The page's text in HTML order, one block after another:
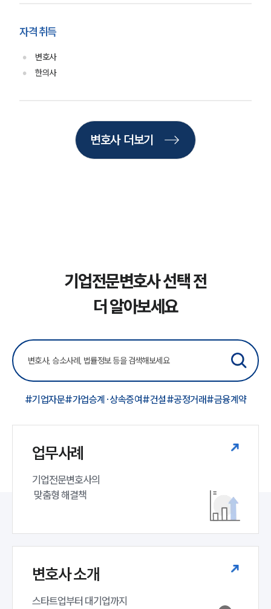
글로벌 파트너 로펌
고객의 소리
통합검색
AI대륜
고객후기
NEWS
언론보도
공지사항
법률 블로그
법률서식
뉴스레터/브로슈어
세미나
자격 취득
변호사
한의사
변호사 더보기
기업전문변호사 선택 전
더 알아보세요
#기업자문#가업승계·상속증여#건설#공정거래#금융계약
업무사례
기업전문변호사의
맞춤형 해결책
변호사 소개
스타트업부터 대기업까지